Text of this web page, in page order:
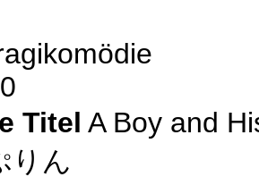
Titel A Boy and
りん